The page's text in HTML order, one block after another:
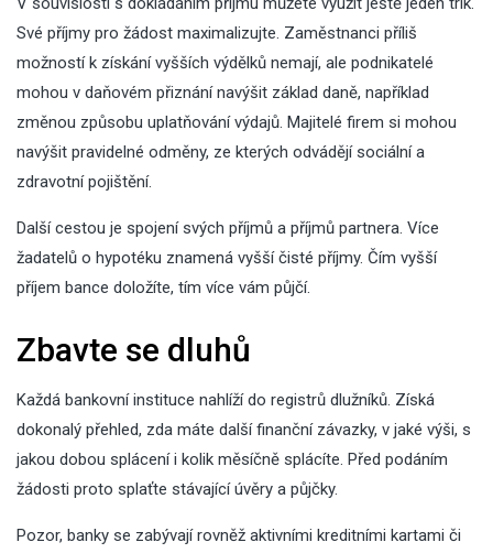
Své příjmy pro žádost maximalizujte. Zaměstnanci příliš
možností k získání vyšších výdělků nemají, ale podnikatelé
mohou v daňovém přiznání navýšit základ daně, například
změnou způsobu uplatňování výdajů. Majitelé firem si mohou
navýšit pravidelné odměny, ze kterých odvádějí sociální a
zdravotní pojištění.
Další cestou je spojení svých příjmů a příjmů partnera. Více
žadatelů o hypotéku znamená vyšší čisté příjmy. Čím vyšší
příjem bance doložíte, tím více vám půjčí.
Zbavte se dluhů
Každá bankovní instituce nahlíží do registrů dlužníků. Získá
dokonalý přehled, zda máte další finanční závazky, v jaké výši, s
jakou dobou splácení i kolik měsíčně splácíte. Před podáním
žádosti proto splaťte stávající úvěry a půjčky.
Pozor, banky se zabývají rovněž aktivními kreditními kartami či